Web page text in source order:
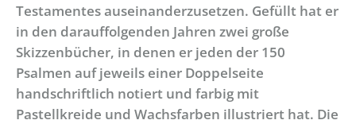
Testamentes auseinanderzusetzen. Gefüllt hat er
in den darauffolgenden Jahren zwei große
Skizzenbücher, in denen er jeden der 150
Psalmen auf jeweils einer Doppelseite
handschriftlich notiert und farbig mit
Pastellkreide und Wachsfarben illustriert hat. Die